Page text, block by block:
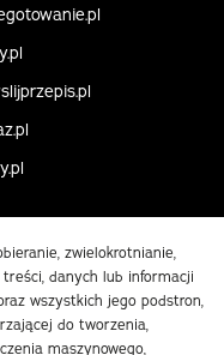
zwielokrotnianie,
danych lub informacji
wszystkich jego podstron,
do tworzenia,
maszynowego,